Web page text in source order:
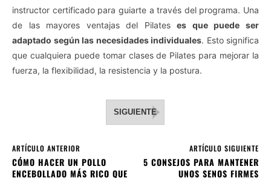
instructor certificado para guiarte a través del programa. Una
de las mayores ventajas del Pilateses que puede ser
adaptado según las necesidades individuales. Esto significa
que cualquiera puede tomar clases de Pilates para mejorar la
fuerza, la flexibilidad, la resistencia y la postura.
SIGUIENTE
ARTÍCULO ANTERIOR
CÓMO HACER UN POLLO
ENCEBOLLADO MÁS RICO QUE
ARTÍCULO SIGUIENTE
5 CONSEJOS PARA MANTENER
UNOS SENOS FIRMES